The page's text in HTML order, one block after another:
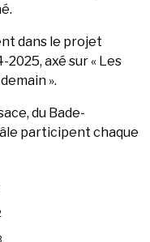
dans le projet
2025, axé sur « Les
».
du Bade-
participent chaque